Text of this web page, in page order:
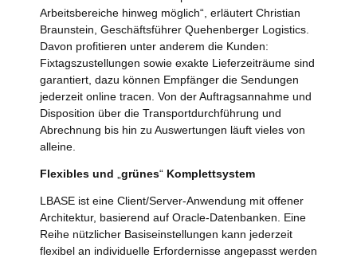
Arbeitsbereiche hinweg möglich“, erläutert Christian
Braunstein, Geschäftsführer Quehenberger Logistics.
Davon profitieren unter anderem die Kunden:
Fixtagszustellungen sowie exakte Lieferzeiträume sind
garantiert, dazu können Empfänger die Sendungen
jederzeit online tracen. Von der Auftragsannahme und
Disposition über die Transportdurchführung und
Abrechnung bis hin zu Auswertungen läuft vieles von
alleine.
Flexibles und grünes“ Komplettsystem
LBASE ist eine Client/Server-Anwendung mit offener
Architektur, basierend auf Oracle-Datenbanken. Eine
Reihe nützlicher Basiseinstellungen kann jederzeit
flexibel an individuelle Erfordernisse angepasst werden